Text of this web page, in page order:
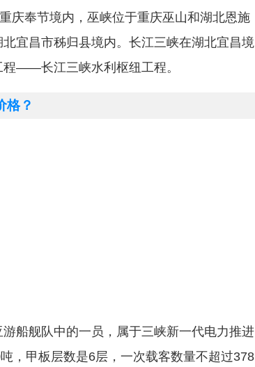
庆奉节境内，巫峡位于重庆巫山和湖北恩施
宜昌市秭归县境内。长江三峡在湖北宜昌境
——长江三峡水利枢纽工程。
格？
船舰队中的一员，属于三峡新一代电力推进
，甲板层数是6层，一次载客数量不超过378